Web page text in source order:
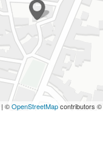
| ©OpenStreetMapcontributors ©